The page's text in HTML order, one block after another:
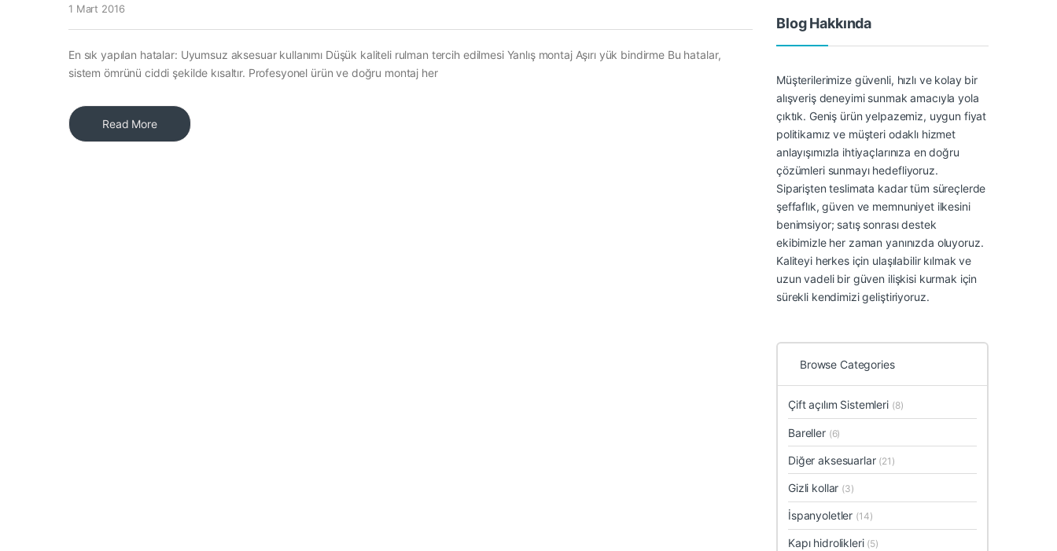
1 Mart 2016
En sık yapılan hatalar: Uyumsuz aksesuar kullanımı Düşük kaliteli rulman tercih edilmesi Yanlış montaj Aşırı yük bindirme Bu hatalar,
sistem ömrünü ciddi şekilde kısaltır. Profesyonel ürün ve doğru montaj her
Read More
Blog Hakkında
Müşterilerimize güvenli, hızlı ve kolay bir
alışveriş deneyimi sunmak amacıyla yola
çıktık. Geniş ürün yelpazemiz, uygun fiyat
politikamız ve müşteri odaklı hizmet
anlayışımızla ihtiyaçlarınıza en doğru
çözümleri sunmayı hedefliyoruz.
Siparişten teslimata kadar tüm süreçlerde
şeffaflık, güven ve memnuniyet ilkesini
benimsiyor; satış sonrası destek
ekibimizle her zaman yanınızda oluyoruz.
Kaliteyi herkes için ulaşılabilir kılmak ve
uzun vadeli bir güven ilişkisi kurmak için
sürekli kendimizi geliştiriyoruz.
Browse Categories
Çift açılım Sistemleri (8)
Bareller (6)
Diğer aksesuarlar (21)
Gizli kollar (3)
İspanyoletler (14)
Kapı hidrolikleri (5)